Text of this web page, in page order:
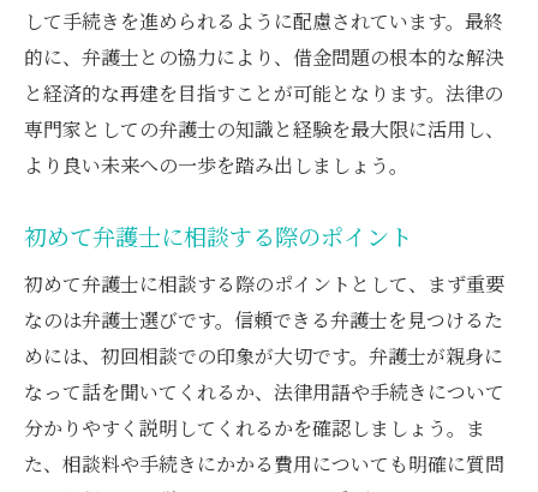
弁護士のサポートで相続債務をクリアにす
る
相続問題を未然に防ぐための弁護士の知識
心強いパートナー弁護士と共に経済的安定を目
指す
てる
経済的な安定を目指すための弁護士のサポ
ート
弁護士が提供する長期的な財務アドバイス
弁護士と共に経済的自立を実現する方法
弁護士の助言で未来に向けた堅実な計画を
立てる
して手続きを進められるように配慮されています。最終
的に、弁護士との協力により、借金問題の根本的な解決
と経済的な再建を目指すことが可能となります。法律の
専門家としての弁護士の知識と経験を最大限に活用し、
より良い未来への一歩を踏み出しましょう。
初めて弁護士に相談する際のポイント
初めて弁護士に相談する際のポイントとして、まず重要
なのは弁護士選びです。信頼できる弁護士を見つけるた
めには、初回相談での印象が大切です。弁護士が親身に
なって話を聞いてくれるか、法律用語や手続きについて
分かりやすく説明してくれるかを確認しましょう。ま
た、相談料や手続きにかかる費用についても明確に質問